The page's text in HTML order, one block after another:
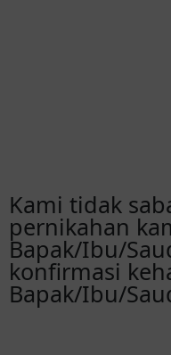
Kami tidak
pernikahan
Bapak/Ibu/
konfirmasi
Bapak/Ibu/